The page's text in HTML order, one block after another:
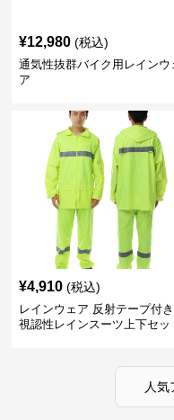
¥12,980 (税込)
通気性抜群バイク用レインウ
ア
¥4,910 (税込)
レインウェア 反射テープ付
視認性レインスーツ上下セッ
人